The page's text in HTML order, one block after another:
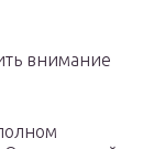
внимание